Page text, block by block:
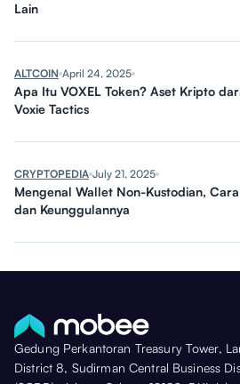
Lain
ALTCOIN April 24, 2025
Apa Itu VOXEL Token? Aset Kripto
Voxie Tactics
CRYPTOPEDIA July 21, 2025
Mengenal Wallet Non-Kustodian,
dan Keunggulannya
Gedung Perkantoran Treasury Tower,
District 8, Sudirman Central Business